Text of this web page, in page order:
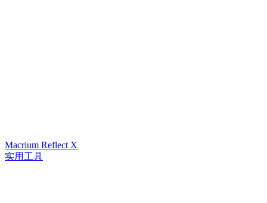
Macrium Reflect X
实用工具